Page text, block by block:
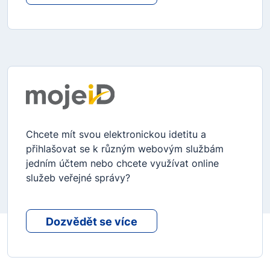
Chcete mít svou elektronickou idetitu a
přihlašovat se k různým webovým službám
jedním účtem nebo chcete využívat online
služeb veřejné správy?
Dozvědět se více